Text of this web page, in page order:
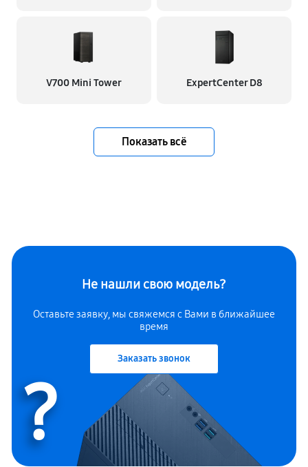
V700 Mini Tower ExpertCenter D8
Показать всё
Не нашли свою модель?
Оставьте заявку, мы свяжемся с Вами в ближайшее
время
Заказать звонок
?